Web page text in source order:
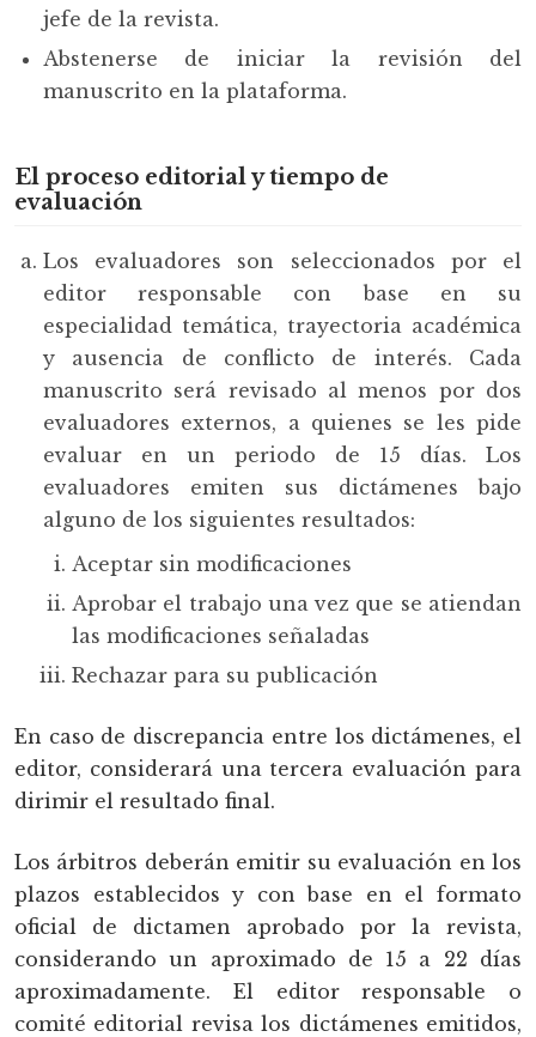
jefe de la revista.
Abstenerse de iniciar la revisión del
manuscrito en la plataforma.
El proceso editorial y tiempo de
evaluación
Los evaluadores son seleccionados por el
editor responsable con base en su
especialidad temática, trayectoria académica
y ausencia de conflicto de interés. Cada
manuscrito será revisado al menos por dos
evaluadores externos, a quienes se les pide
evaluar en un periodo de 15 días. Los
evaluadores emiten sus dictámenes bajo
alguno de los siguientes resultados:
Aceptar sin modificaciones
Aprobar el trabajo una vez que se atiendan
las modificaciones señaladas
Rechazar para su publicación
En caso de discrepancia entre los dictámenes, el
editor, considerará una tercera evaluación para
dirimir el resultado final.
Los árbitros deberán emitir su evaluación en los
plazos establecidos y con base en el formato
oficial de dictamen aprobado por la revista,
considerando un aproximado de 15 a 22 días
aproximadamente. El editor responsable o
comité editorial revisa los dictámenes emitidos,